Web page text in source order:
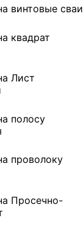
винтовые сваи
квадрат
Лист
полосу
проволоку
Просечно-